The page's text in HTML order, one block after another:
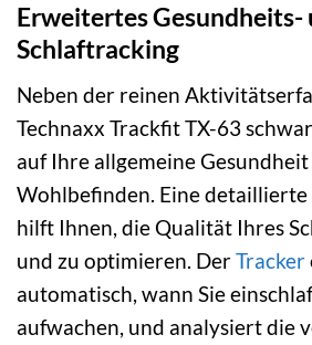
Erweitertes Gesundheits-
Schlaftracking
Neben der reinen
Technaxx Trackfit TX-63
auf Ihre allgemeine
Wohlbefinden. Eine detaillierte
hilft Ihnen, die Qualität Ihres
und zu optimieren. DerTracker
automatisch, wann Sie
aufwachen, und analysiert die